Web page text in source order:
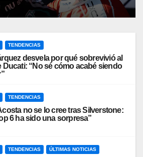
TENDENCIAS
desvela por qué sobrevivió al
Ducati: “No sé cómo acabé siendo
TENDENCIAS
no se lo cree tras Silverstone:
6 ha sido una sorpresa”
TENDENCIAS ÚLTIMAS NOTICIAS